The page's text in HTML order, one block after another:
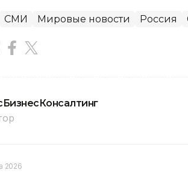
СМИ Мировые новости Россия
2026